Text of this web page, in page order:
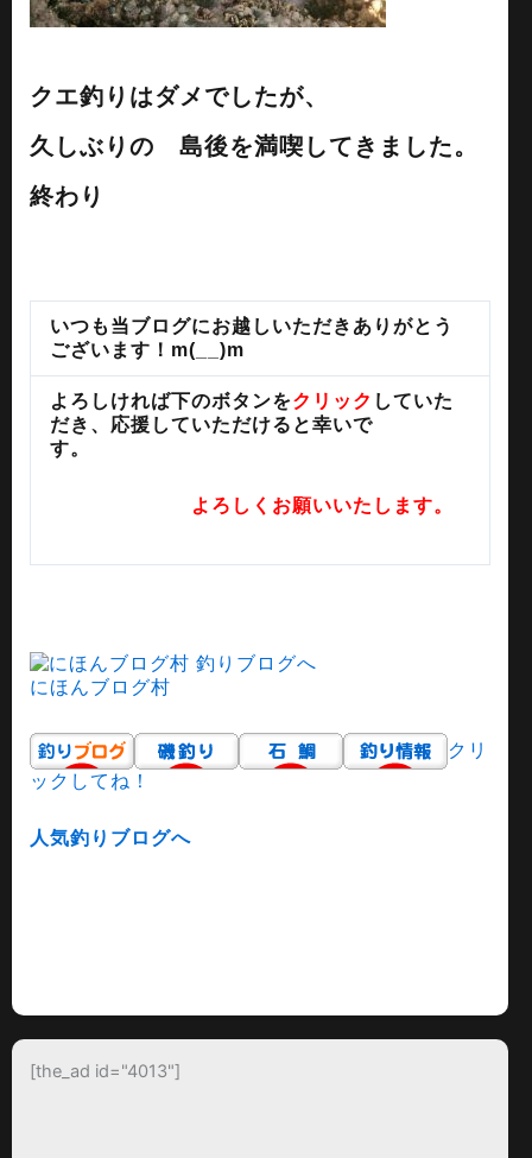
クエ釣りはダメでしたが、
久しぶりの 島後を満喫してきました。
終わり
いつも当ブログにお越しいただきありがとう
ございます！m(__)m
よろしければ下のボタンをクリック していた
だき、応援していただけると幸いで
す。
よろしくお願いいたします。
にほんブログ村
クリ
ックしてね！
人気釣りブログへ
[the_ad id="4013"]